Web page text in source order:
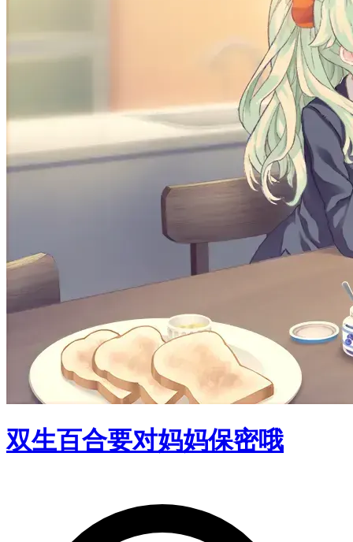
双生百合要对妈妈保密哦